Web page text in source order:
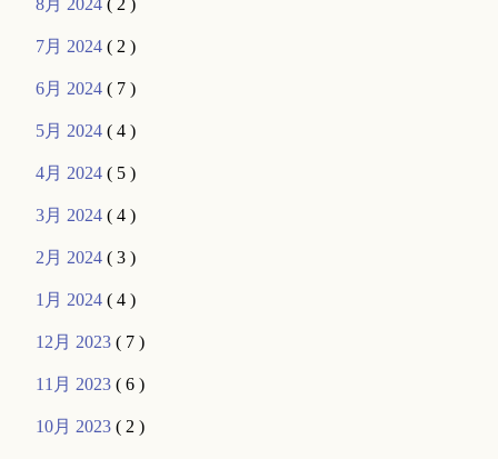
8月 2024( 2 )
7月 2024( 2 )
6月 2024( 7 )
5月 2024( 4 )
4月 2024( 5 )
3月 2024( 4 )
2月 2024( 3 )
1月 2024( 4 )
12月 2023( 7 )
11月 2023( 6 )
10月 2023( 2 )